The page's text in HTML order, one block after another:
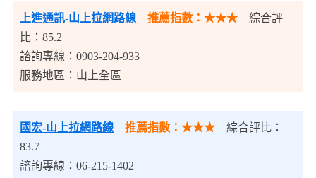
上進通訊-山上拉網路線 推薦指數：★★★
綜合評
比：85.2
諮詢專線：0903-204-933
服務地區：山上全區
國宏-山上拉網路線 推薦指數：★★★
綜合評比：
83.7
諮詢專線：06-215-1402